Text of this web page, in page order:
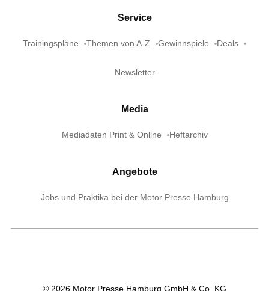
Service
Trainingspläne Themen von A-Z Gewinnspiele Deals
Newsletter
Media
Mediadaten Print & Online Heftarchiv
Angebote
Jobs und Praktika bei der Motor Presse Hamburg
© 2026 Motor Presse Hamburg GmbH & Co. KG